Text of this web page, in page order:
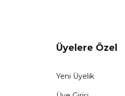
Üyelere Özel
Yeni Üyelik